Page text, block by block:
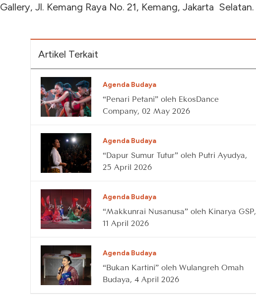
Gallery, Jl. Kemang Raya No. 21, Kemang, Jakarta Selatan.
Artikel Terkait
Agenda Budaya
“Penari Petani” oleh EkosDance
Company, 02 May 2026
Agenda Budaya
“Dapur Sumur Tutur” oleh Putri Ayudya,
25 April 2026
Agenda Budaya
“Makkunrai Nusanusa” oleh Kinarya GSP,
11 April 2026
Agenda Budaya
“Bukan Kartini” oleh Wulangreh Omah
Budaya, 4 April 2026